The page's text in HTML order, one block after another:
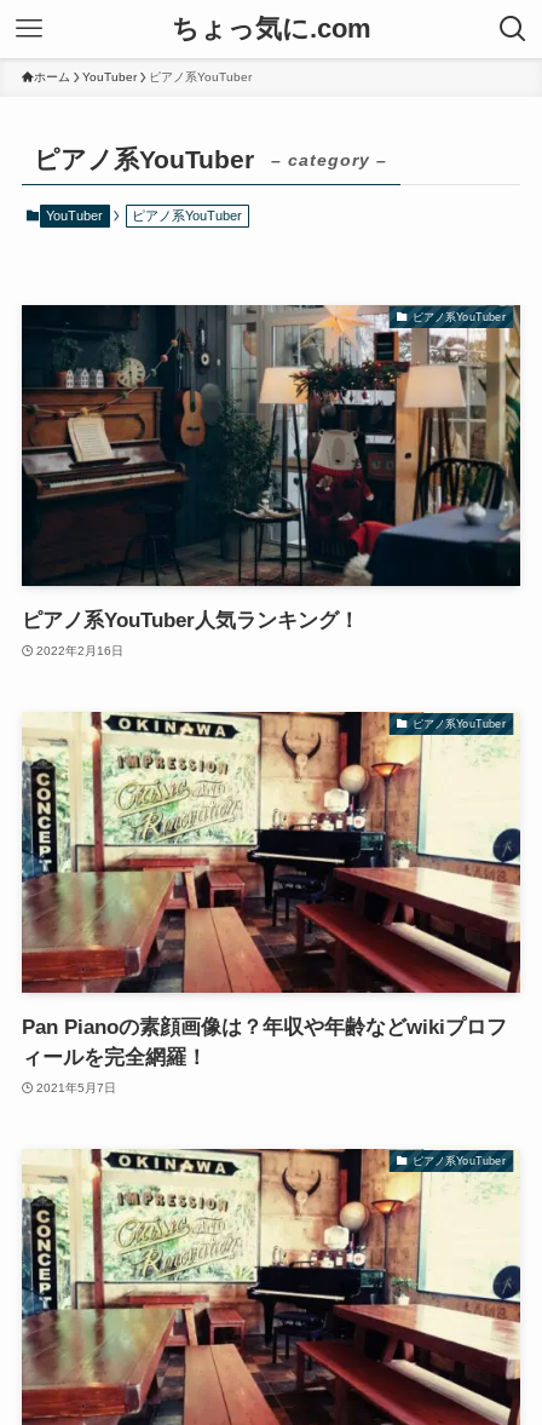
ちょっ気に.com
ホーム YouTuber ピアノ系YouTuber
ピアノ系YouTuber – category –
YouTuber ピアノ系YouTuber
ピアノ系YouTuber
ピアノ系YouTuber人気ランキング！
2022年2月16日
ピアノ系YouTuber
Pan Pianoの素顔画像は？年収や年齢などwikiプロフ
ィールを完全網羅！
2021年5月7日
ピアノ系YouTuber